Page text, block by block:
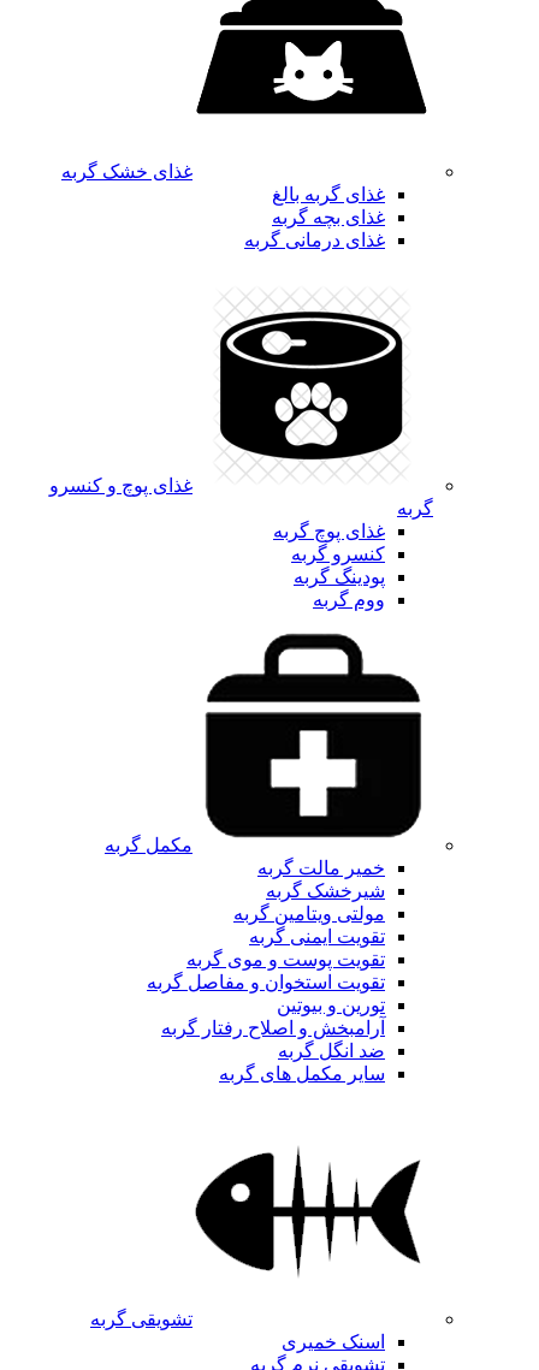
غذای خشک گربه
غذای گربه بالغ
غذای بچه گربه
غذای درمانی گربه
غذای پوچ و کنسرو
گربه
غذای پوچ گربه
کنسرو گربه
پودینگ گربه
ووم گربه
مکمل گربه
خمیر مالت گربه
شیرخشک گربه
مولتی ویتامین گربه
تقویت ایمنی گربه
تقویت پوست و موی گربه
تقویت استخوان و مفاصل گربه
تورین و بیوتین
آرامبخش و اصلاح رفتار گربه
ضد انگل گربه
سایر مکمل های گربه
تشویقی گربه
اسنک خمیری
تشویقی نرم گربه